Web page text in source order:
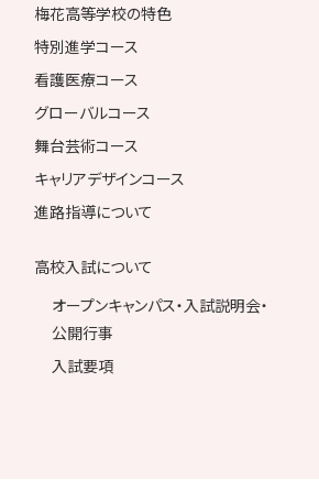
梅花高等学校の特色
特別進学コース
看護医療コース
グローバルコース
舞台芸術コース
キャリアデザインコース
進路指導について
高校入試について
オープンキャンパス・入試説明会・
公開行事
入試要項